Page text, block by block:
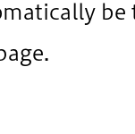
be